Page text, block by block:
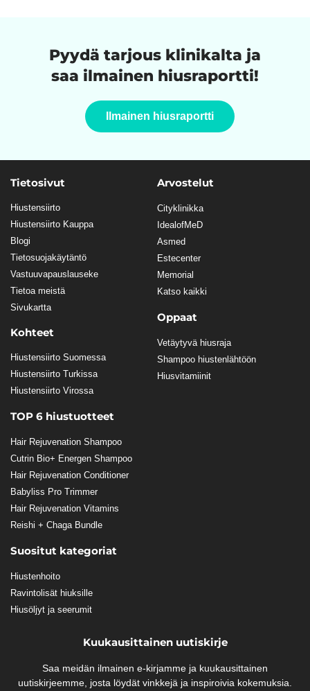
Pyydä tarjous klinikalta ja
saa ilmainen hiusraportti!
Ilmainen hiusraportti
Tietosivut
Hiustensiirto
Hiustensiirto Kauppa
Blogi
Tietosuojakäytäntö
Vastuuvapauslauseke
Tietoa meistä
Sivukartta
Kohteet
Hiustensiirto Suomessa
Hiustensiirto Turkissa
Hiustensiirto Virossa
Arvostelut
Cityklinikka
IdealofMeD
Asmed
Estecenter
Memorial
Katso kaikki
Oppaat
Vetäytyvä hiusraja
Shampoo hiustenlähtöön
Hiusvitamiinit
TOP 6 hiustuotteet
Hair Rejuvenation Shampoo
Cutrin Bio+ Energen Shampoo
Hair Rejuvenation Conditioner
Babyliss Pro Trimmer
Hair Rejuvenation Vitamins
Reishi + Chaga Bundle
Suositut kategoriat
Hiustenhoito
Ravintolisät hiuksille
Hiusöljyt ja seerumit
Kuukausittainen uutiskirje
Saa meidän ilmainen e-kirjamme ja kuukausittainen
uutiskirjeemme, josta löydät vinkkejä ja inspiroivia kokemuksia.